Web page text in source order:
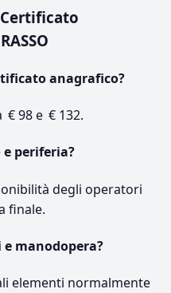
anagrafico?
98 e € 132.
periferia?
degli operatori
finale.
manodopera?
elementi normalmente